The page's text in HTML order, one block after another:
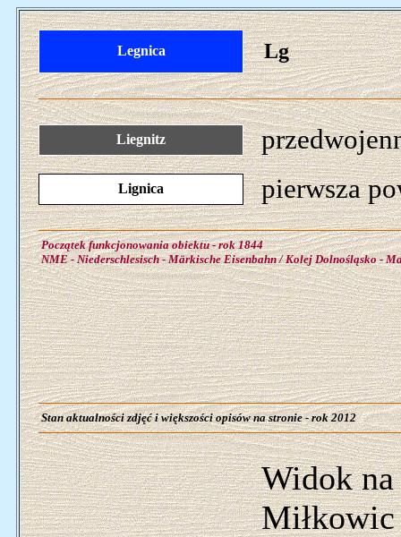
Legnica Lg
Liegnitz
Lignica pierwsza
Początek funkcjonowania obiektu - rok 1844
NME - Niederschlesisch - Märkische Eisenbahn / Kolej Dolnośląsko -
Stan aktualności zdjęć i większości opisów na stronie - rok 2012
Widok
Miłkowic